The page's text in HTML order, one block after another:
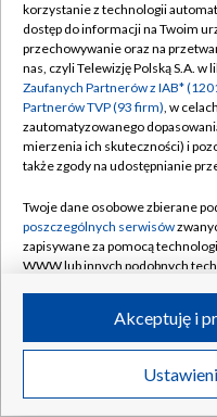
Abonament TVP
Emisja w TVP
Centrum informacji TVP
Naziemna Telewizja
Rada Programowa
System NOS
Informacje o nadawcy
Program dla prasy
Ogłoszenie
©2026
korzystanie z technologii
dostęp do informacji na Twoim
przechowywanie oraz na
nas, czyli Telewizję Polską S.A. w
Zaufanych Partnerów z IAB*
Partnerów TVP (93 firm), w
zautomatyzowanego
mierzenia ich skuteczności) i
także zgody na udostępnianie
Twoje dane osobowe zbierane
poszczególnych serwisów
zapisywane za pomocą
WWW lub innych podobnych
ruchu w Internecie.
Twoje dane osobowe zbierane
poszczególnych serwisówna
Akceptuję i